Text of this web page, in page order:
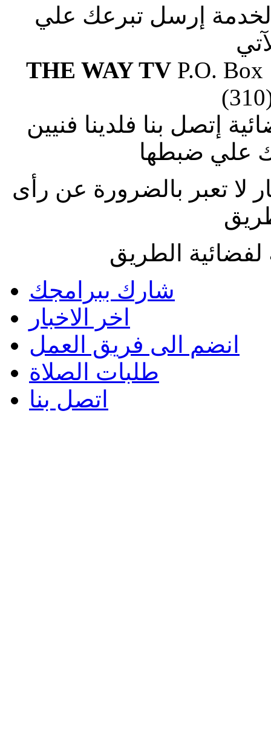
إرسل تبرعك علي
THE WAY TVP.O. Box
إتصل بنا فلدينا فنيين
علي ضبطها
لا تعبر بالضرورة عن رأى
الطريق
شارك ببرامجك
اخر الاخبار
انضم الى فريق العمل
طلبات الصلاة
اتصل بنا